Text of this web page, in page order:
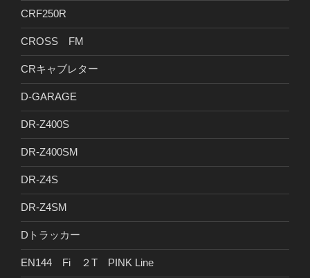
CRF250R
CROSS FM
CRキャブレター
D-GARAGE
DR-Z400S
DR-Z400SM
DR-Z4S
DR-Z4SM
Dトラッカー
EN144 Fi ２T PINK Line